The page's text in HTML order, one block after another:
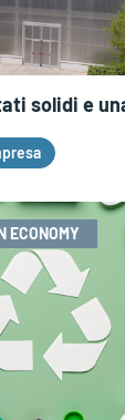
solidi e
ECONOMY